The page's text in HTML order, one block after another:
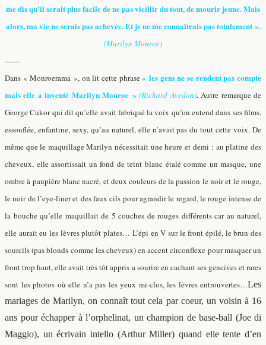
me dis qu’il serait plus facile de ne pas vieillir du tout, de mourir jeune. Mais
alors, ma vie ne serais pas achevée. Et je ne me connaîtrais pas totalement ».
(Marilyn Monroe)
——
Dans « Monroerama », on lit cette phrase« les gens ne se rendent pas compte
mais elle a inventé Marilyn Monroe »(Richard Avedon).Autre remarque de
George Cukor qui dit qu’elle avait fabriqué la voix qu’on entend dans ses films,
essouflée, enfantine, sexy, qu’au naturel, elle n’avait pas du tout cette voix. De
même que le maquillage Marilyn nécessitait une heure et demi : au platine des
cheveux, elle assortissait un fond de teint blanc étalé comme un masque, une
ombre à paupière blanc nacré, et deux couleurs de la passion le noir et le rouge,
le noir de l’eye-liner et des faux cils pour agrandir le regard, le rouge intense de
la bouche qu’elle maquillait de 5 couches de rouges différents car au naturel,
elle aurait eu les lèvres plutôt plates… L’épi en V sur le front épilé, le brun des
sourcils (pas blonds comme les cheveux) en accent circonflexe pour masquer un
front trop haut, elle avait très tôt appris a sourire en cachant ses gencives et rares
sont les photos où elle n’a pas les yeux mi-clos, les lèvres entrouvertes…Les
mariages de Marilyn, on connaît tout cela par coeur, un voisin à 16
ans pour échapper à l’orphelinat, un champion de base-ball (Joe di
Maggio), un écrivain intello (Arthur Miller) quand elle tente d’en